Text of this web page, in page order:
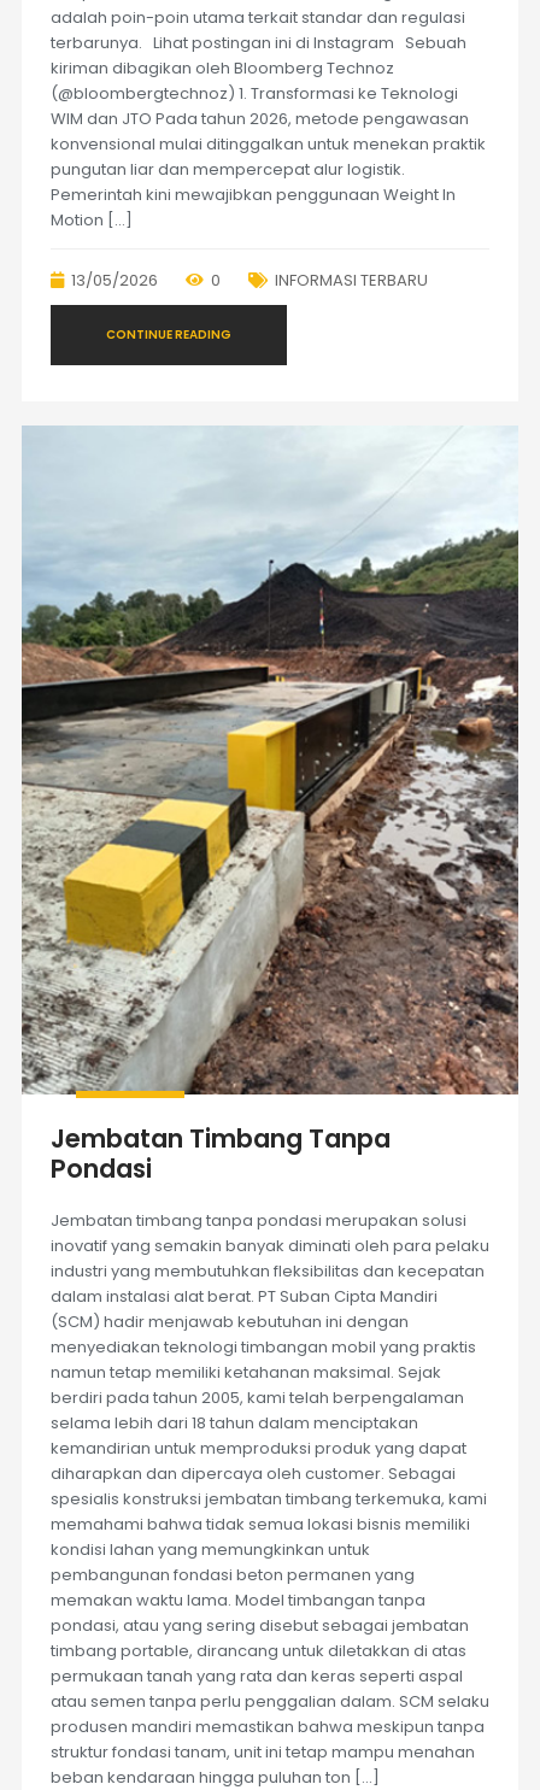
adalah poin-poin utama terkait standar dan regulasi
terbarunya. Lihat postingan ini di Instagram Sebuah
kiriman dibagikan oleh Bloomberg Technoz
(@bloombergtechnoz) 1. Transformasi ke Teknologi
WIM dan JTO Pada tahun 2026, metode pengawasan
konvensional mulai ditinggalkan untuk menekan praktik
pungutan liar dan mempercepat alur logistik.
Pemerintah kini mewajibkan penggunaan Weight In
Motion […]
13/05/2026 0 INFORMASI TERBARU
CONTINUE READING
Jembatan Timbang Tanpa
Pondasi
Jembatan timbang tanpa pondasi merupakan solusi
inovatif yang semakin banyak diminati oleh para pelaku
industri yang membutuhkan fleksibilitas dan kecepatan
dalam instalasi alat berat. PT Suban Cipta Mandiri
(SCM) hadir menjawab kebutuhan ini dengan
menyediakan teknologi timbangan mobil yang praktis
namun tetap memiliki ketahanan maksimal. Sejak
berdiri pada tahun 2005, kami telah berpengalaman
selama lebih dari 18 tahun dalam menciptakan
kemandirian untuk memproduksi produk yang dapat
diharapkan dan dipercaya oleh customer. Sebagai
spesialis konstruksi jembatan timbang terkemuka, kami
memahami bahwa tidak semua lokasi bisnis memiliki
kondisi lahan yang memungkinkan untuk
pembangunan fondasi beton permanen yang
memakan waktu lama. Model timbangan tanpa
pondasi, atau yang sering disebut sebagai jembatan
timbang portable, dirancang untuk diletakkan di atas
permukaan tanah yang rata dan keras seperti aspal
atau semen tanpa perlu penggalian dalam. SCM selaku
produsen mandiri memastikan bahwa meskipun tanpa
struktur fondasi tanam, unit ini tetap mampu menahan
beban kendaraan hingga puluhan ton […]